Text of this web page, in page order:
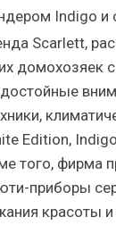
Scarlett,
домохозяек
Edition,
того, фирма
приборы
красоты и